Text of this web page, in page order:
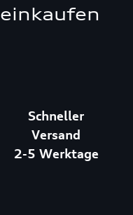
Schneller
Versand
2-5 Werktage